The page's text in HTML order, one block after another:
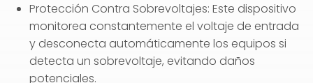
Protección Contra Sobrevoltajes: Este dispositivo
monitorea constantemente el voltaje de entrada
y desconecta automáticamente los equipos si
detecta un sobrevoltaje, evitando daños
potenciales.